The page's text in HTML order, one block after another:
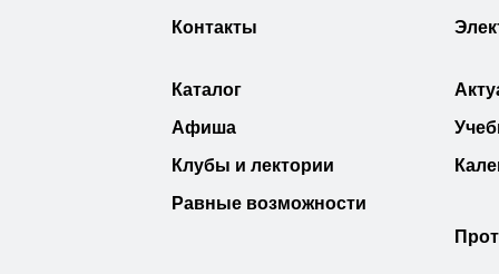
Контакты
Каталог
Афиша
Клубы и лектории
Равные возможности